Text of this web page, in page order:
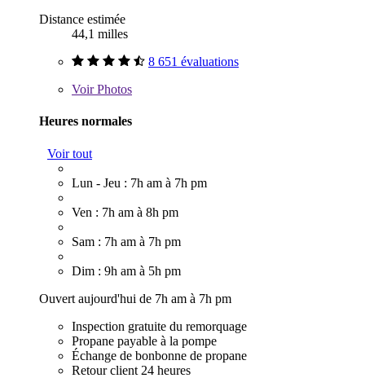
Distance estimée
44,1 milles
8 651 évaluations
VoirPhotos
Heures normales
Voir tout
Lun - Jeu : 7h am à 7h pm
Ven : 7h am à 8h pm
Sam : 7h am à 7h pm
Dim : 9h am à 5h pm
Ouvert aujourd'hui de 7h am à 7h pm
Inspection gratuite du remorquage
Propane payable à la pompe
Échange de bonbonne de propane
Retour client 24 heures